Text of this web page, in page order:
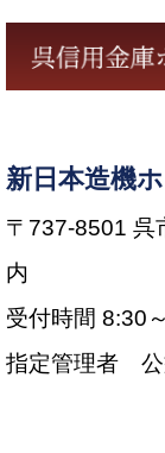
新日本造機
〒737-8501
内
受付時間 8:30
指定管理者 公